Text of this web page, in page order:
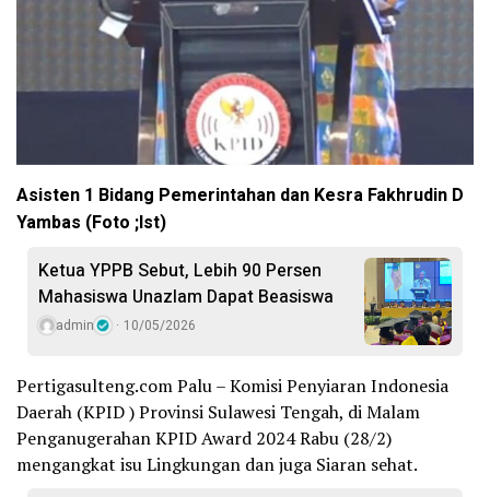
Asisten 1 Bidang Pemerintahan dan Kesra Fakhrudin D
Yambas (Foto ;Ist)
Ketua YPPB Sebut, Lebih 90 Persen
Mahasiswa Unazlam Dapat Beasiswa
admin 10/05/2026
Pertigasulteng.com Palu – Komisi Penyiaran Indonesia
Daerah (KPID ) Provinsi Sulawesi Tengah, di Malam
Penganugerahan KPID Award 2024 Rabu (28/2)
mengangkat isu Lingkungan dan juga Siaran sehat.